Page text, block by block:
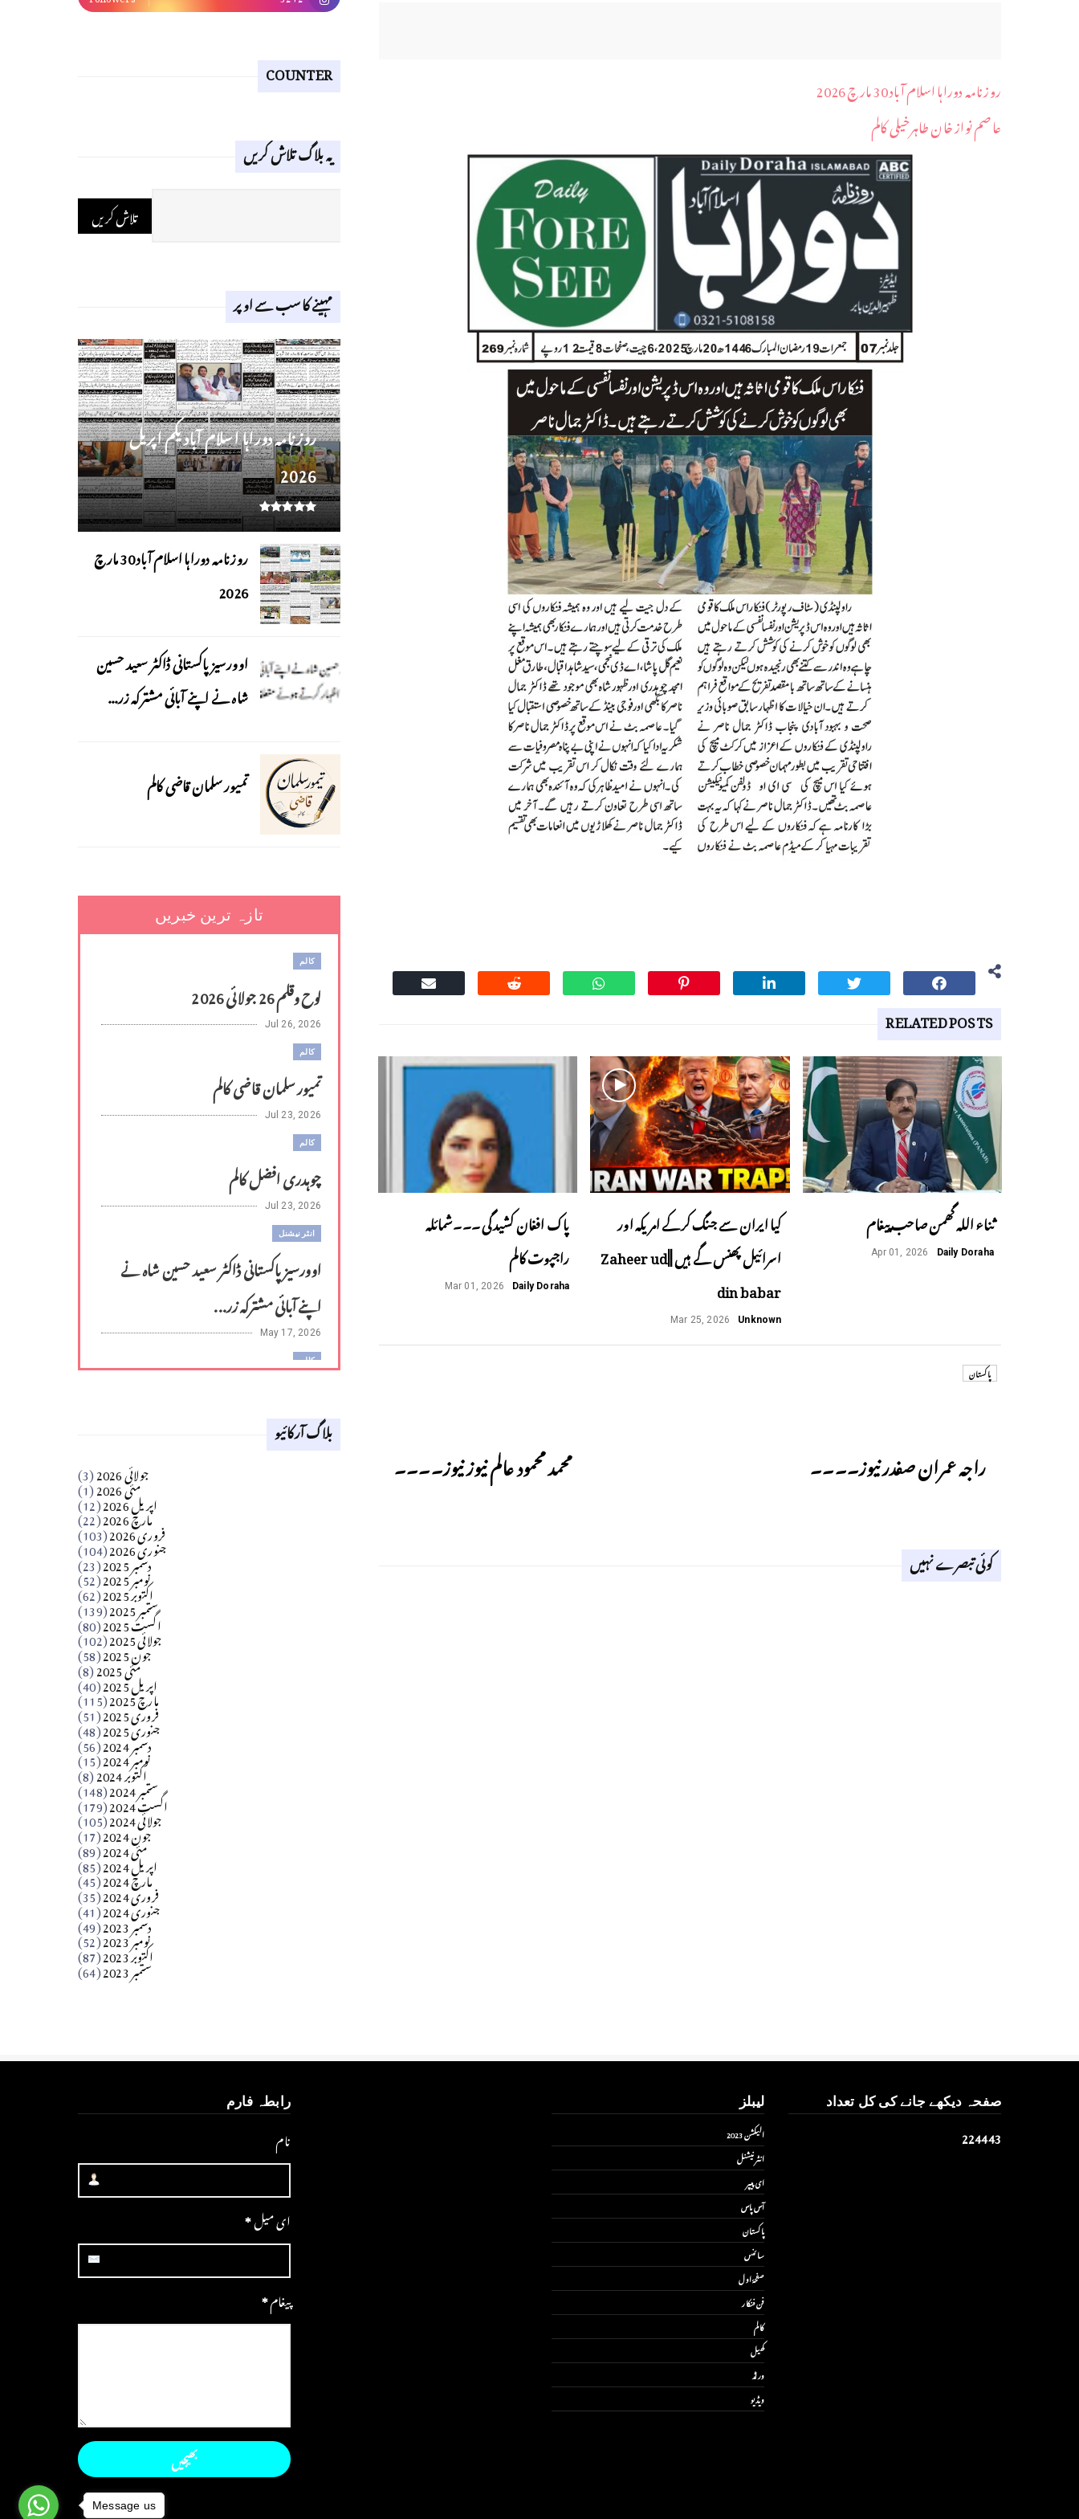
روزنامہ دوراہا اسلام آباد 30 مارچ 2026
عاصم نواز خان طاہرخیلی کالم
RELATED POSTS
ثناء اللہ گھمن صاحب پیغام
Daily Doraha
Apr 01, 2026
کیا ایران سے جنگ کرکے امریکہ اور
اسرائیل پھنس گے ہیں ||Zaheer ud
din babar
Unknown
Mar 25, 2026
پاک افغان کشیدگی ۔۔۔شمائلہ
راجپوت کالم
Daily Doraha
Mar 01, 2026
پاکستان
راجہ عمران صفدر نیوز۔۔۔۔ محمد محمود عالم نیوز نیوز۔۔۔۔
کوئی تبصرے نہیں
COUNTER
یہ بلاگ تلاش کریں
مہینے کا سب سے اوپر
روز نامہ دوراہا اسلام آباد یکم اپریل
2026
روزنامہ دوراہا اسلام آباد 30 مارچ
2026
اوورسیز پاکستانی ڈاکٹر سعید حسین
شاہ نے اپنے آبائی مشترکہ زر...
تمیور سلمان قاضی کالم
تازہ ترین خبریں
کالم
لوح وقلم 26 جولائی 2026
Jul 26, 2026
کالم
تمیور سلمان قاضی کالم
Jul 23, 2026
کالم
چوہدری افضل کالم
Jul 23, 2026
انٹر نیشنل
اوورسیز پاکستانی ڈاکٹر سعید حسین شاہ نے
اپنے آبائی مشترکہ زر...
May 17, 2026
کالم
Apr 18, 2026
آزاد کشمیر جیسے احتجاج کی ضرورت ہے؟
​تحریر: عاصم نواز طاہرخیلی (غازی/ہری پور)
بلاگ آرکائیو
جولائی 2026 (3) مئی 2026 (1) اپریل 2026 (12) مارچ 2026 (22) فروری 2026 (103) جنوری 2026 (104) دسمبر 2025 (23) نومبر 2025 (52) اکتوبر 2025 (62) ستمبر 2025 (139) اگست 2025 (80) جولائی 2025 (102) جون 2025 (58) مئی 2025 (8) اپریل 2025 (40) مارچ 2025 (115) فروری 2025 (51) جنوری 2025 (48) دسمبر 2024 (56) نومبر 2024 (15) اکتوبر 2024 (8) ستمبر 2024 (148) اگست 2024 (179) جولائی 2024 (105) جون 2024 (17) مئی 2024 (89) اپریل 2024 (85) مارچ 2024 (45) فروری 2024 (35) جنوری 2024 (41) دسمبر 2023 (49) نومبر 2023 (52) اکتوبر 2023 (87) ستمبر 2023 (64)
صفحہ دیکھے جانے کی کل تعداد
224443
لیبلز
الیکشن 2023
انٹر نیشنل
ای پیپر
آس پاس
پاکستان
سائنس
صفحۂ اول
فن فنکار
کالم
کھیل
ورلڈ
ویڈیو
رابطہ فارم
نام
ای میل*
پیغام*
Message us